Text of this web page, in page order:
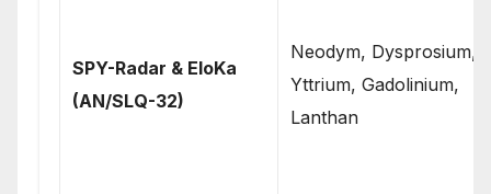
SPY-Radar & EloKa
(AN/SLQ-32)
Neodym, Dysprosium,
Yttrium, Gadolinium,
Lanthan